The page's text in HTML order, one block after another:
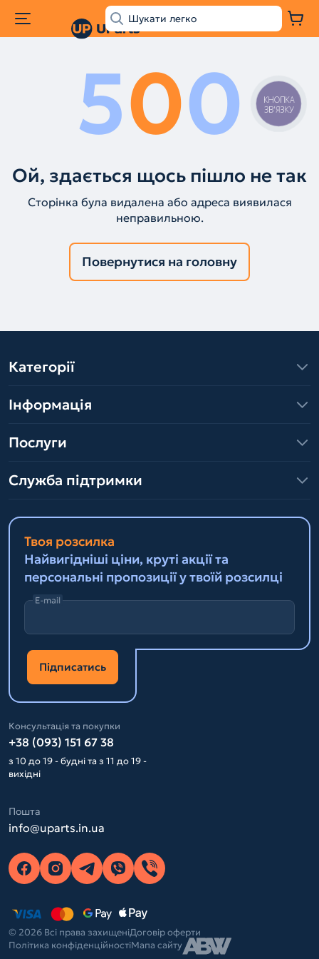
500
Ой, здається щось пішло не так
Сторінка була видалена або адреса виявилася
неправильною.
Повернутися на головну
Категорії
Інформація
Послуги
Служба підтримки
Твоя розсилка
Найвигідніші ціни, круті акції та
персональні пропозиції у твоїй розсилці
E-mail
Підписатись
Консультація та покупки
+38 (093) 151 67 38
з 10 до 19 - будні та з 11 до 19 -
вихідні
Пошта
info@uparts.in.ua
© 2026 Всі права захищеніДоговір оферти
Політика конфіденційностіМапа сайту
КНОПКА
ЗВ'ЯЗКУ